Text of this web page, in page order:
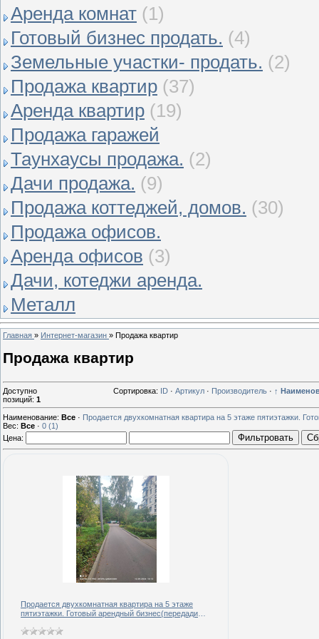
Аренда комнат (1)
Готовый бизнес продать. (4)
Земельные участки- продать. (2)
Продажа квартир (37)
Аренда квартир (19)
Продажа гаражей
Таунхаусы продажа. (2)
Дачи продажа. (9)
Продажа коттеджей, домов. (30)
Продажа офисов.
Аренда офисов (3)
Дачи, котеджи аренда.
Металл
Главная » Интернет-магазин » Продажа квартир
Продажа квартир
Доступно
позиций: 1
Сортировка: ID · Артикул · Производитель · ↑
Наименование: Все · Продается двухкомнатная квартира на 5 этаже пятиэтажки.
Вес: Все · 0 (1)
Цена:
Фильтровать
Продается двухкомнатная квартира на 5 этаже
пятиэтажки. Готовый арендный бизнес(передадим с